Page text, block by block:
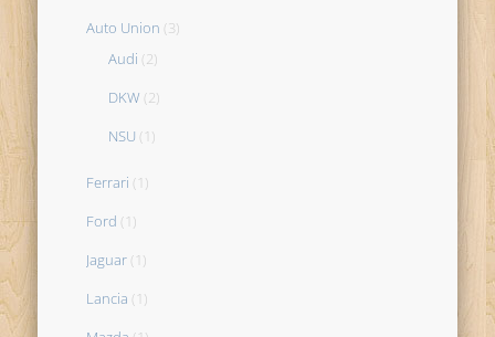
Auto Union (3)
Audi (2)
DKW (2)
NSU (1)
Ferrari (1)
Ford (1)
Jaguar (1)
Lancia (1)